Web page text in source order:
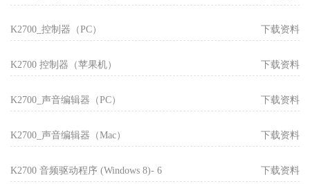
下载资料
K2700_控制器（PC）
下载资料
K2700 控制器（苹果机）
下载资料
K2700_声音编辑器（PC）
下载资料
K2700_声音编辑器（Mac）
下载资料
K2700 音频驱动程序 (Windows 8)- 6